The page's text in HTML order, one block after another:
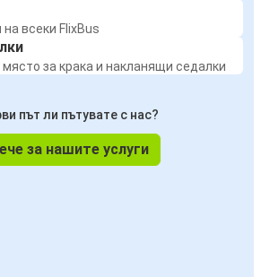
всеки FlixBus
място за крака и накланящи седалки
път ли пътувате с нас?
за нашите услуги